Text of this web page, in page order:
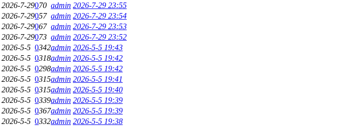
2026-7-29070 admin 2026-7-29 23:55
2026-7-29057 admin 2026-7-29 23:54
2026-7-29067 admin 2026-7-29 23:53
2026-7-29073 admin 2026-7-29 23:52
2026-5-5 0342admin 2026-5-5 19:43
2026-5-5 0318admin 2026-5-5 19:42
2026-5-5 0298admin 2026-5-5 19:42
2026-5-5 0315admin 2026-5-5 19:41
2026-5-5 0315admin 2026-5-5 19:40
2026-5-5 0339admin 2026-5-5 19:39
2026-5-5 0367admin 2026-5-5 19:39
2026-5-5 0332admin 2026-5-5 19:38